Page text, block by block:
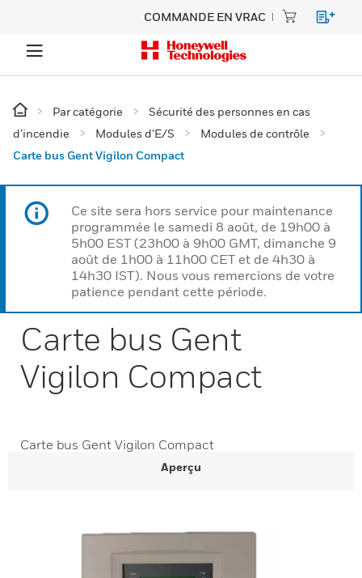
COMMANDE EN VRAC
Par catégorie
Sécurité des personnes en cas
d’incendie
Modules d’E/S
Modules de contrôle
Carte bus Gent Vigilon Compact
Ce site sera hors service pour maintenance
programmée le samedi 8 août, de 19h00 à
5h00 EST (23h00 à 9h00 GMT, dimanche 9
août de 1h00 à 11h00 CET et de 4h30 à
14h30 IST). Nous vous remercions de votre
patience pendant cette période.
Carte bus Gent
Vigilon Compact
Carte bus Gent Vigilon Compact
Aperçu